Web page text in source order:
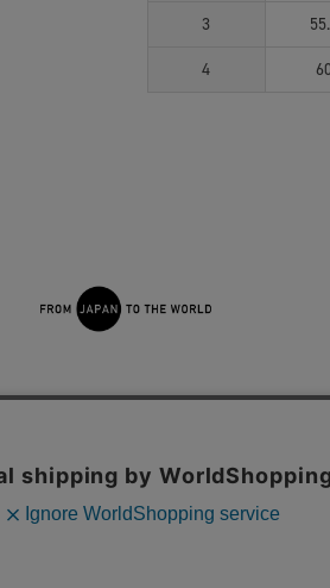
3
4
UNITED TOKYO CITY TOKYO THE TOKYO
の使用状況の分析からマーケティング